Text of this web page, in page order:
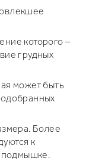
которого –
грудных
может быть
Более
к
подмышке.